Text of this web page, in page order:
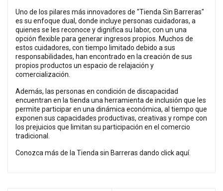
Uno de los pilares más innovadores de "Tienda Sin Barreras"
es su enfoque dual, donde incluye personas cuidadoras, a
quienes se les reconoce y dignifica su labor, con un una
opción flexible para generar ingresos propios. Muchos de
estos cuidadores, con tiempo limitado debido a sus
responsabilidades, han encontrado en la creación de sus
propios productos un espacio de relajación y
comercialización.
Además, las personas en condición de discapacidad
encuentran en la tienda una herramienta de inclusión que les
permite participar en una dinámica económica, al tiempo que
exponen sus capacidades productivas, creativas y rompe con
los prejuicios que limitan su participación en el comercio
tradicional.
Conozca más de la Tienda sin Barreras dando click aquí.